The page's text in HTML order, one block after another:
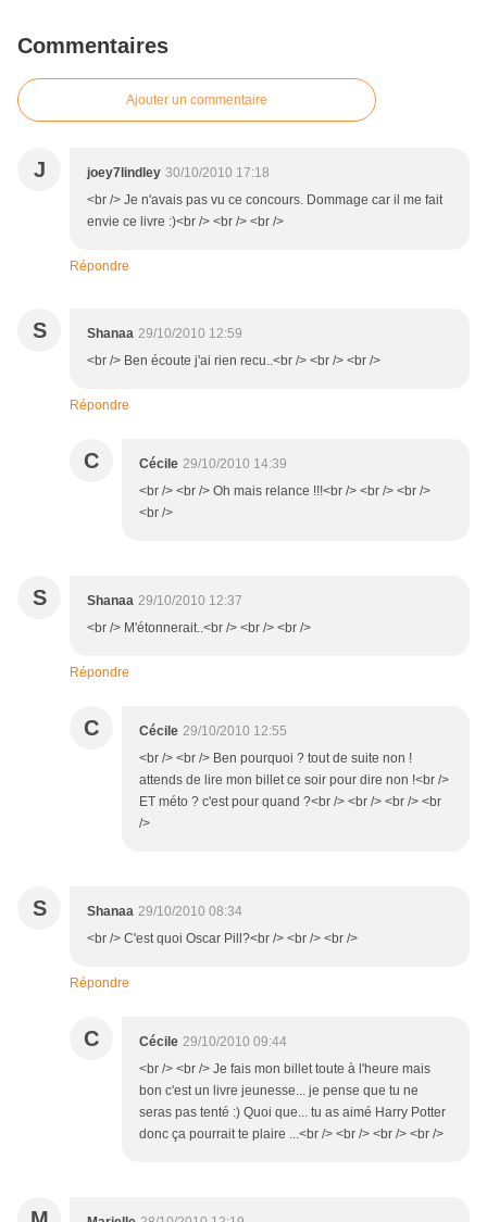
Commentaires
Ajouter un commentaire
J joey7lindley 30/10/2010 17:18
<br /> Je n'avais pas vu ce concours. Dommage car il me fait
envie ce livre :)<br /> <br /> <br />
Répondre
S Shanaa 29/10/2010 12:59
<br /> Ben écoute j'ai rien recu..<br /> <br /> <br />
Répondre
C Cécile 29/10/2010 14:39
<br /> <br /> Oh mais relance !!!<br /> <br /> <br />
<br />
S Shanaa 29/10/2010 12:37
<br /> M'étonnerait..<br /> <br /> <br />
Répondre
C Cécile 29/10/2010 12:55
<br /> <br /> Ben pourquoi ? tout de suite non !
attends de lire mon billet ce soir pour dire non !<br />
ET méto ? c'est pour quand ?<br /> <br /> <br /> <br
/>
S Shanaa 29/10/2010 08:34
<br /> C'est quoi Oscar Pill?<br /> <br /> <br />
Répondre
C Cécile 29/10/2010 09:44
<br /> <br /> Je fais mon billet toute à l'heure mais
bon c'est un livre jeunesse... je pense que tu ne
seras pas tenté :) Quoi que... tu as aimé Harry Potter
donc ça pourrait te plaire ...<br /> <br /> <br /> <br />